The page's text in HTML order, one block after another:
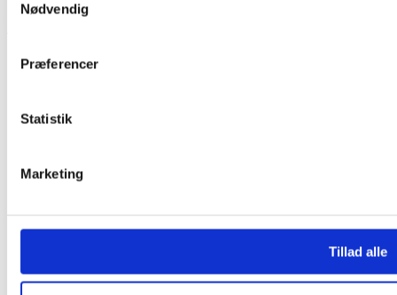
Nødvendig
Præferencer
Statistik
Marketing
Tillad alle
+45 7020 8055
kursus@softworld.dk
Alle kurser
AI & Automatisering
Kontorværktøjer & Samarbejde
Skræddersyet